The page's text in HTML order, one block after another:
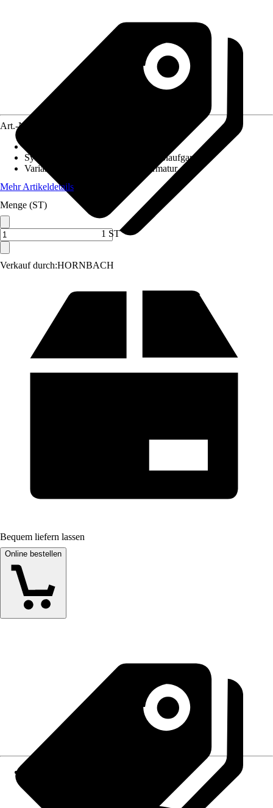
Verkauf durch:HORNBACH
Art.-Nr.
System der Ablaufgarnitur
Ohne Ablaufgarnitur
Variante
Einhebel Badewannenarmatur
Mehr Artikeldetails
Menge (ST)
1 ST
Bequem liefern lassen
Online bestellen